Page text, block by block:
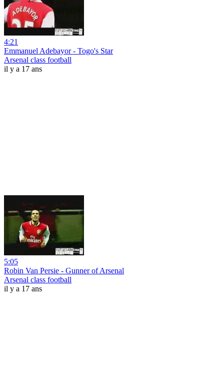
4:21
Emmanuel Adebayor - Togo's Star
Arsenal class football
il y a 17 ans
5:05
Robin Van Persie - Gunner of Arsenal
Arsenal class football
il y a 17 ans